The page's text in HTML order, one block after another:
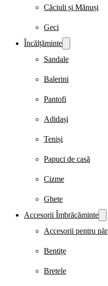
Căciuli și Mănuși
Geci
Încălțăminte
Sandale
Balerini
Pantofi
Adidași
Teniși
Papuci de casă
Cizme
Ghete
Accesorii Îmbrăcăminte
Accesorii pentru păr
Bentițe
Bretele